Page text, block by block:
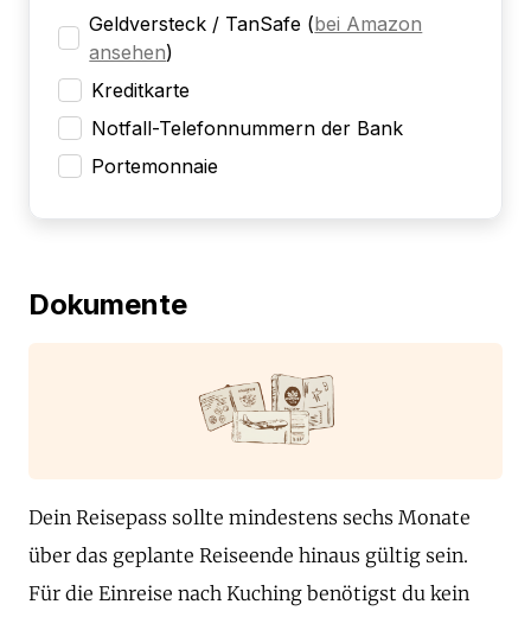
Geldversteck / TanSafe (bei Amazon
ansehen)
Kreditkarte
Notfall-Telefonnummern der Bank
Portemonnaie
Dokumente
Dein Reisepass sollte mindestens sechs Monate
über das geplante Reiseende hinaus gültig sein.
Für die Einreise nach Kuching benötigst du kein